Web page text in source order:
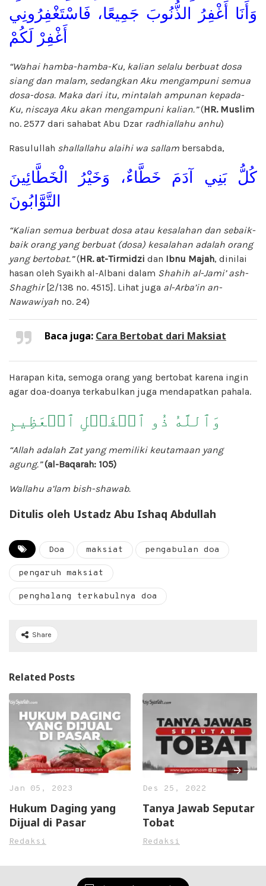
وَأَنَا أَغْفِرُ الذُّنُوبَ جَمِيعًا، فَاسْتَغْفِرُونِي
أَغْفِرْ لَكُمْ
“Wahai hamba-hamba-Ku, kalian selalu berbuat dosa
siang dan malam, sedangkan Aku mengampuni semua
dosa-dosa. Maka dari itu, mintalah ampunan kepada-
Ku, niscaya Aku akan mengampuni kalian.”(HR. Muslim
no. 2577 dari sahabat Abu Dzar radhiallahu anhu)
Rasulullah shallallahu alaihi wa sallam bersabda,
كُلُّ بَنِي آدَمَ خَطَّاءٌ، وَخَيْرُ الْخَطَّائِينَ
التَّوَّابُونَ
“Kalian semua berbuat dosa atau kesalahan dan sebaik-
baik orang yang berbuat (dosa) kesalahan adalah orang
yang bertobat.”(HR.at-Tirmidzi dan Ibnu Majah, dinilai
hasan oleh Syaikh al-Albani dalam Shahih al-Jami’ ash-
Shaghir[2/138 no. 4515]. Lihat juga al-Arba’in an-
Nawawiyah no. 24)
Baca juga: Cara Bertobat dari Maksiat
Harapan kita, semoga orang yang bertobat karena ingin
agar doa-doanya terkabulkan juga mendapatkan pahala.
وَٱللَّهُ ذُو ٱلۡفَضۡلِ ٱلۡعَظِيمِ
“Allah adalah Zat yang memiliki keutamaan yang
agung.”(al-Baqarah: 105)
Wallahu a’lam bish-shawab.
Ditulis oleh Ustadz Abu Ishaq Abdullah
Doa maksiat pengabulan doa
pengaruh maksiat
penghalang terkabulnya doa
Share
Related Posts
Jan 05, 2023
Hukum Daging yang
Dijual di Pasar
Redaksi
Des 25, 2022
Tanya Jawab Seputar
Tobat
Redaksi